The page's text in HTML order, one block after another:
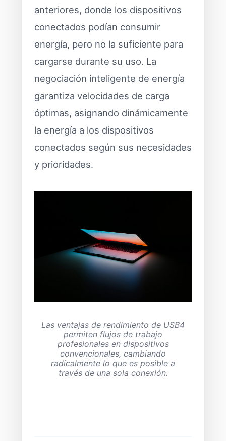
anteriores, donde los dispositivos
conectados podían consumir
energía, pero no la suficiente para
cargarse durante su uso. La
negociación inteligente de energía
garantiza velocidades de carga
óptimas, asignando dinámicamente
la energía a los dispositivos
conectados según sus necesidades
y prioridades.
Las ventajas de rendimiento de USB4
permiten flujos de trabajo
profesionales en dispositivos
convencionales, cambiando
radicalmente lo que es posible a
través de una sola conexión.